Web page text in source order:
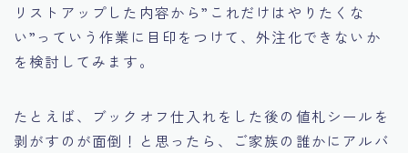
リストアップした内容から”これだけはやりたくな
い” っていう作業に目印をつけて、外注化できないか
を検討してみます。
たとえば、ブックオフ仕入れをした後の値札シールを
剥がすのが面倒！と思ったら、ご家族の誰かにアルバ